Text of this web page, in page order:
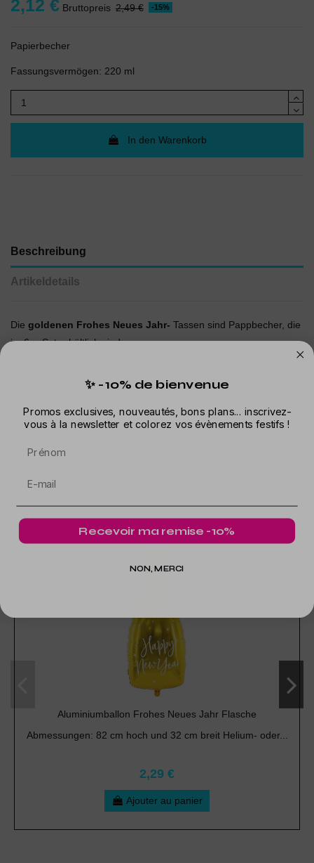
2,12 € Bruttopreis 2,49 € -15%
Papierbecher
Fassungsvermögen: 220 ml
In den Warenkorb
Beschreibung
Artikeldetails
Die goldenen Frohes Neues Jahr- Tassen sind Pappbecher, die
im 6er-Set erhältlich sind.
Tasse gezeichnet.
Ihre Kapazität beträgt 22 cl.
In der gleichen Kategorie
Aluminiumballon Frohes Neues Jahr Flasche
Abmessungen: 82 cm hoch und 32 cm breit Helium- oder...
2,29 €
Ajouter au panier
✨ -10% de bienvenue
Promos exclusives, nouveautés, bons plans... inscrivez-
vous à la newsletter et colorez vos évènements festifs !
Recevoir ma remise -10%
NON, MERCI